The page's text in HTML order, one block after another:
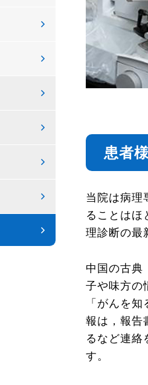
患者
当院は病理
ることはほ
理診断の最
中国の古典
子や味方の
「がんを
報は，報告
るなど連絡
す。